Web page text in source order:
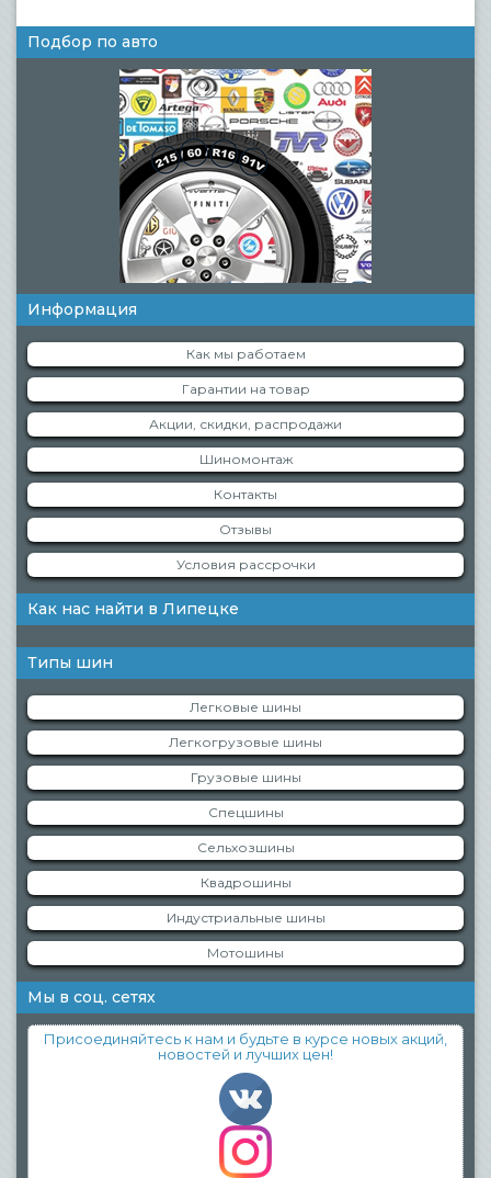
Подбор по авто
Информация
Как мы работаем
Гарантии на товар
Акции, скидки, распродажи
Шиномонтаж
Контакты
Отзывы
Условия рассрочки
Как нас найти в Липецке
Типы шин
Легковые шины
Легкогрузовые шины
Грузовые шины
Спецшины
Сельхозшины
Квадрошины
Индустриальные шины
Мотошины
Мы в соц. сетях
Присоединяйтесь к нам и будьте в курсе новых акций,
новостей и лучших цен!